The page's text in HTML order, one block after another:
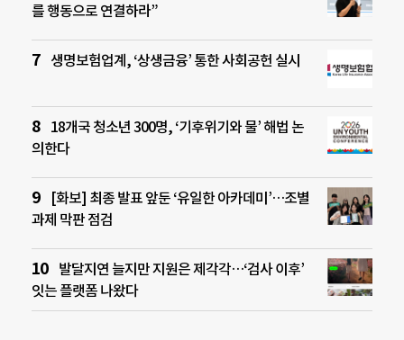
를 행동으로 연결하라”
생명보험업계, ‘상생금융’ 통한 사회공헌 실시
18개국 청소년 300명, ‘기후위기와 물’ 해법 논
의한다
[화보] 최종 발표 앞둔 ‘유일한 아카데미’…조별
과제 막판 점검
발달지연 늘지만 지원은 제각각…‘검사 이후’
잇는 플랫폼 나왔다